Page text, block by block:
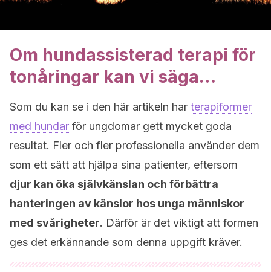
Om hundassisterad terapi för
tonåringar kan vi säga…
Som du kan se i den här artikeln har terapiformer
med hundar för ungdomar gett mycket goda
resultat. Fler och fler professionella använder dem
som ett sätt att hjälpa sina patienter, eftersom
djur kan öka självkänslan och förbättra
hanteringen av känslor hos unga människor
med svårigheter. Därför är det viktigt att formen
ges det erkännande som denna uppgift kräver.